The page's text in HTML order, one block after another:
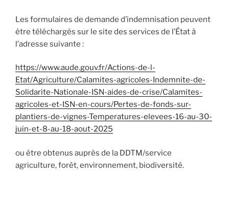
Les formulaires de demande d’indemnisation peuvent
être téléchargés sur le site des services de l’État à
l’adresse suivante :
https://www.aude.gouv.fr/Actions-de-l-
Etat/Agriculture/Calamites-agricoles-Indemnite-de-
Solidarite-Nationale-ISN-aides-de-crise/Calamites-
agricoles-et-ISN-en-cours/Pertes-de-fonds-sur-
plantiers-de-vignes-Temperatures-elevees-16-au-30-
juin-et-8-au-18-aout-2025
ou être obtenus auprès de la DDTM/service
agriculture, forêt, environnement, biodiversité.